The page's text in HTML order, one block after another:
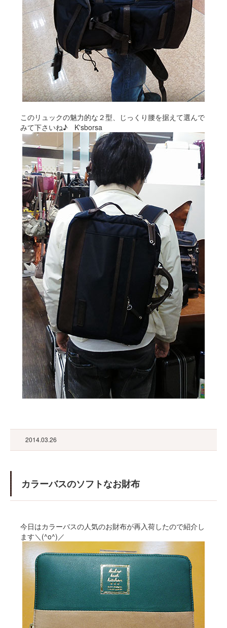
このリュックの魅力的な２型、じっくり腰を据えて選んで
みて下さいね♪ K'sborsa
2014.03.26
カラーバスのソフトなお財布
今日はカラーバスの人気のお財布が再入荷したので紹介し
ます＼(^o^)／